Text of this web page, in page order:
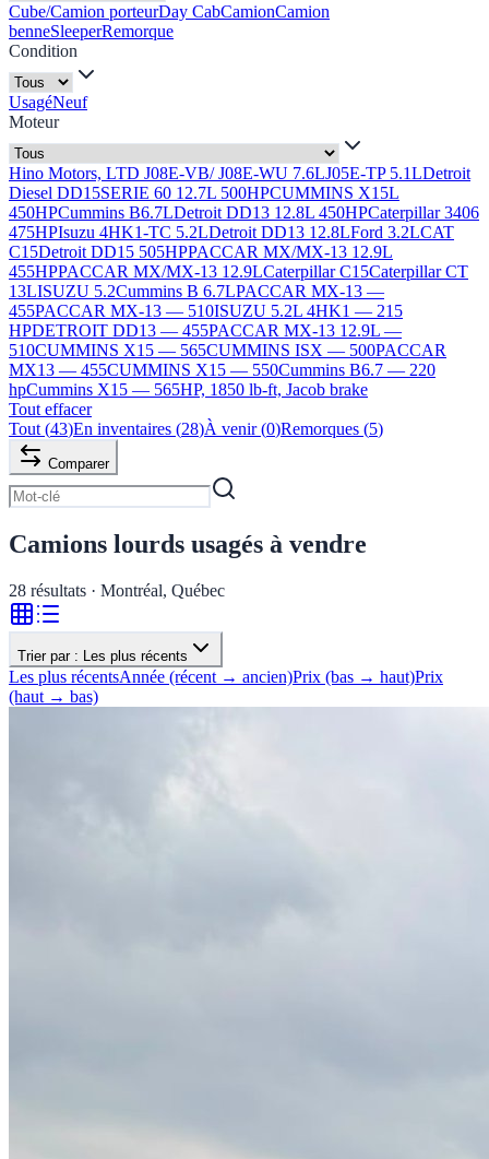
Cube/Camion porteurDay CabCamionCamion
benneSleeperRemorque
Condition
UsagéNeuf
Moteur
Hino Motors, LTD J08E-VB/ J08E-WU 7.6LJ05E-TP 5.1LDetroit
Diesel DD15SERIE 60 12.7L 500HPCUMMINS X15L
450HPCummins B6.7LDetroit DD13 12.8L 450HPCaterpillar 3406
475HPIsuzu 4HK1-TC 5.2LDetroit DD13 12.8LFord 3.2LCAT
C15Detroit DD15 505HPPACCAR MX/MX-13 12.9L
455HPPACCAR MX/MX-13 12.9LCaterpillar C15Caterpillar CT
13LISUZU 5.2Cummins B 6.7LPACCAR MX-13 —
455PACCAR MX-13 — 510ISUZU 5.2L 4HK1 — 215
HPDETROIT DD13 — 455PACCAR MX-13 12.9L —
510CUMMINS X15 — 565CUMMINS ISX — 500PACCAR
MX13 — 455CUMMINS X15 — 550Cummins B6.7 — 220
hpCummins X15 — 565HP, 1850 lb-ft, Jacob brake
Tout effacer
Tout (43)En inventaires (28)À venir (0)Remorques (5)
Comparer
Camions lourds usagés à vendre
28 résultats · Montréal, Québec
Trier par : Les plus récents
Les plus récentsAnnée (récent → ancien)Prix (bas → haut)Prix
(haut → bas)